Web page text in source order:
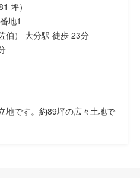
坪）
地1
伯） 大分駅 徒歩 23分
地です。約89坪の広々土地で